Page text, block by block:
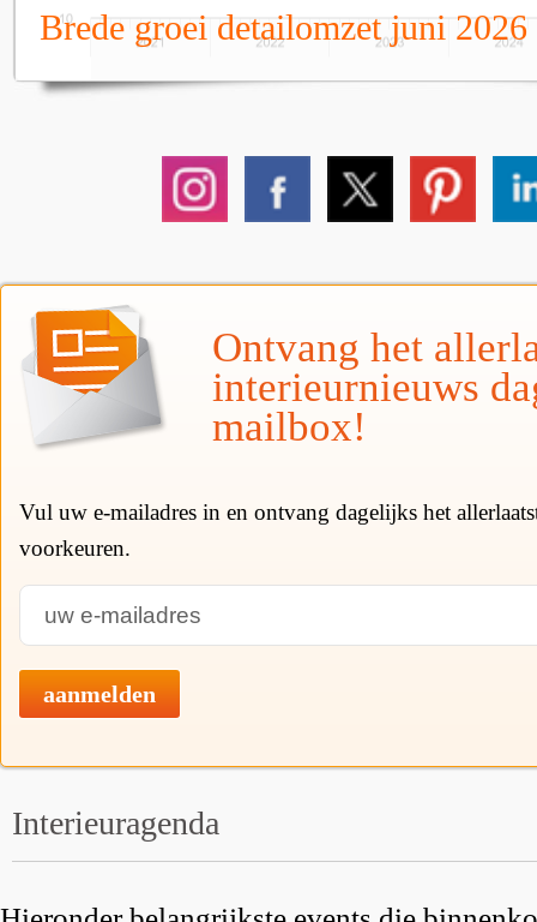
Brede groei detailomzet juni 2026
Ontvang het
interieurnieuws
mailbox!
Vul uw e-mailadres in en ontvang dagelijks het
voorkeuren.
aanmelden
Interieuragenda